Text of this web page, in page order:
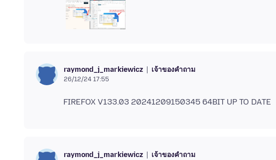
raymond_j_markiewicz เจ้าของคำถาม
26/12/24 17:55
raymond_j_markiewicz เจ้าของคำถาม